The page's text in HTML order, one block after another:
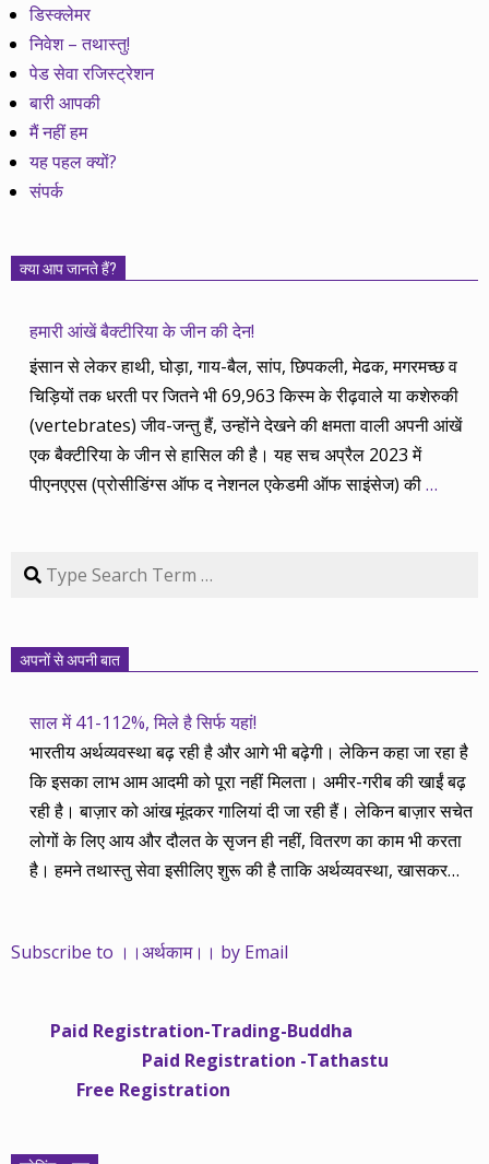
डिस्क्लेमर
निवेश – तथास्तु!
पेड सेवा रजिस्ट्रेशन
बारी आपकी
मैं नहीं हम
यह पहल क्यों?
संपर्क
क्या आप जानते हैं?
हमारी आंखें बैक्टीरिया के जीन की देन!
इंसान से लेकर हाथी, घोड़ा, गाय-बैल, सांप, छिपकली, मेढक, मगरमच्छ व
चिड़ियों तक धरती पर जितने भी 69,963 किस्म के रीढ़वाले या कशेरुकी
(vertebrates) जीव-जन्तु हैं, उन्होंने देखने की क्षमता वाली अपनी आंखें
एक बैक्टीरिया के जीन से हासिल की है। यह सच अप्रैल 2023 में
पीएनएएस (प्रोसीडिंग्स ऑफ द नेशनल एकेडमी ऑफ साइंसेज) की…
Search
अपनों से अपनी बात
साल में 41-112%, मिले है सिर्फ यहां!
भारतीय अर्थव्यवस्था बढ़ रही है और आगे भी बढ़ेगी। लेकिन कहा जा रहा है
कि इसका लाभ आम आदमी को पूरा नहीं मिलता। अमीर-गरीब की खाईं बढ़
रही है। बाज़ार को आंख मूंदकर गालियां दी जा रही हैं। लेकिन बाज़ार सचेत
लोगों के लिए आय और दौलत के सृजन ही नहीं, वितरण का काम भी करता
है। हमने तथास्तु सेवा इसीलिए शुरू की है ताकि अर्थव्यवस्था, खासकर
महंगाई की दर 10 प्रतिशत से ऊपर रहती है। वे भागकर जाते हैं सोने और
साढ़े चार सालों से अर्थकाम से जुड़े हैं, वे हमारी ईमानदारी और सत्यनिष्ठा से
भलीभांति वाकिफ हैं। शुरू में हम भी कच्चे थे तो बाज़ार के उस्तादों के जाल
में फंस गए। गलतियां कीं। लेकिन जैसे ही समझ में आया, खटाक से उनसे
Subscribe to ।।अर्थकाम।। by Email
Paid Registration-Trading-Buddha
Paid Registration -Tathastu
Free Registration